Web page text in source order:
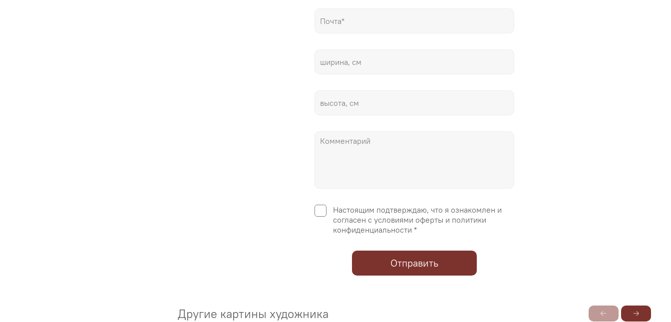
Настоящим подтверждаю, что я ознакомлен и
согласен с условиями оферты и политики
конфиденциальности *
Отправить
Другие картины художника